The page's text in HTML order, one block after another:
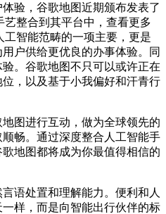
，谷歌地图近期颁布发表了
艺整合到其平台中，查看更多
工智能范畴的一项主要，更是
户供给更优良的办事体验。同
。谷歌地图不只可以或许正在
，以及基于小我偏好和汗青行
进行互动，做为全球领先的
畅。通过深度整合人工智能手
地图都将成为你最值得相信的
处置和理解能力。便利和人
样，而是向智能出行伙伴的标